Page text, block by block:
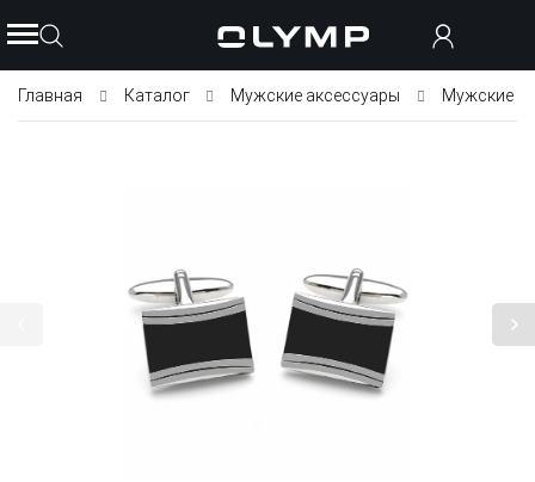
Главная Каталог Мужские аксессуары Мужские